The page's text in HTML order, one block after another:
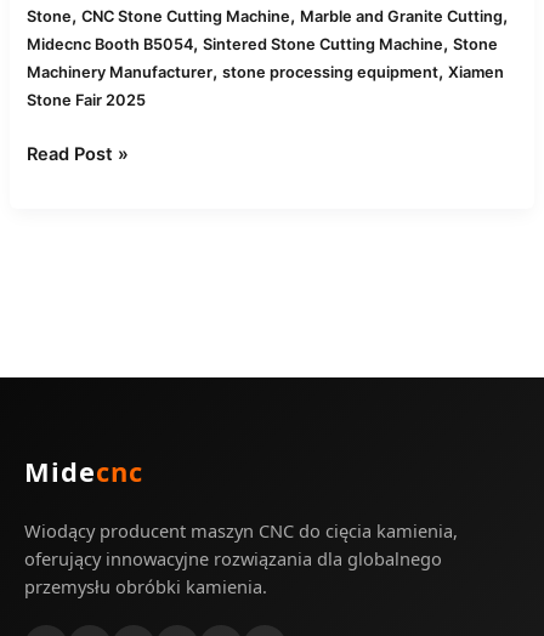
Stone,CNC Stone Cutting Machine, Marble and Granite Cutting,
Midecnc Booth B5054,Sintered Stone Cutting Machine,Stone
Machinery Manufacturer,stone processing equipment,Xiamen
Stone Fair 2025
Read Post »
Midecnc
Wiodący producent maszyn CNC do cięcia kamienia,
oferujący innowacyjne rozwiązania dla globalnego
przemysłu obróbki kamienia.